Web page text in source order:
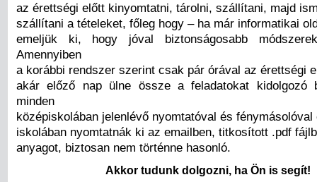
az érettségi előtt kinyomtatni, tárolni, szállítani, majd
szállítani a tételeket, főleg hogy – ha már informatikai
emeljük ki, hogy jóval biztonságosabb
Amennyiben
a korábbi rendszer szerint csak pár órával az érettségi
akár előző nap ülne össze a feladatokat kidolgozó
minden
középiskolában jelenlévő nyomtatóval és
iskolában nyomtatnák ki az emailben, titkosított .pdf
anyagot, biztosan nem történne hasonló.
Akkor tudunk dolgozni, ha Ön is segít!